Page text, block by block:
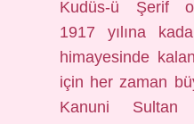
Kudüs-ü Şerif
1917 yılına
himayesinde
için her zaman
Kanuni Sultan